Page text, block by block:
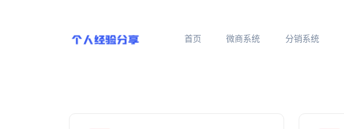
首页 微商系统 分销系统